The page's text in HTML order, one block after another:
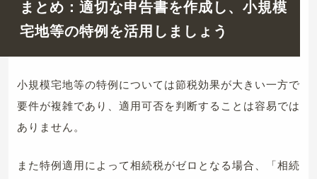
まとめ：適切な申告書を作成し、小規模
宅地等の特例を活用しましょう
小規模宅地等の特例については節税効果が大きい一方で
要件が複雑であり、適用可否を判断することは容易では
ありません。
また特例適用によって相続税がゼロとなる場合、「相続